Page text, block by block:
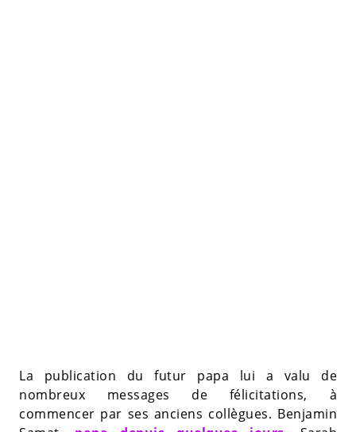
La publication du futur papa lui a valu de
nombreux messages de félicitations, à
commencer par ses anciens collègues. Benjamin